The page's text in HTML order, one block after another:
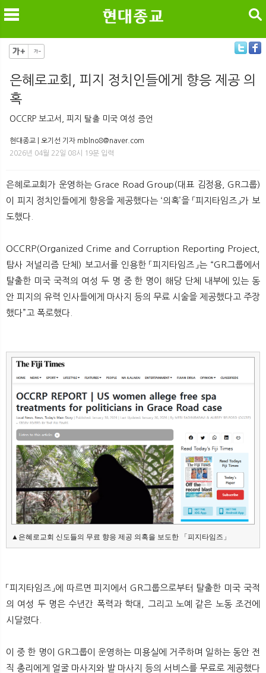
메
뉴 색
검색
은혜로교회, 피지 정치인들에게 향응 제공 의
혹
OCCRP 보고서, 피지 탈출 미국 여성 증언
현대종교 | 오기선 기자 mblno8@naver.com
2026년 04월 22일 08시 19분 입력
은혜로교회가 운영하는 Grace Road Group(대표 김정용, GR그룹)
이 피지 정치인들에게 향응을 제공했다는 ‘의혹’을 「피지타임즈」가 보
도했다.
OCCRP(Organized Crime and Corruption Reporting Project,
탐사 저널리즘 단체) 보고서를 인용한 「피지타임즈」는 “GR그룹에서
탈출한 미국 국적의 여성 두 명 중 한 명이 해당 단체 내부에 있는 동
안 피지의 유력 인사들에게 마사지 등의 무료 시술을 제공했다고 주장
했다”고 폭로했다.
▲은혜로교회 신도들의 무료 향응 제공 의혹을 보도한 「피지타임즈」
「피지타임즈」에 따르면 피지에서 GR그룹으로부터 탈출한 미국 국적
의 여성 두 명은 수년간 폭력과 학대, 그리고 노예 같은 노동 조건에
시달렸다.
이 중 한 명이 GR그룹이 운영하는 미용실에 거주하며 일하는 동안 전
직 총리에게 얼굴 마사지와 발 마사지 등의 서비스를 무료로 제공했다